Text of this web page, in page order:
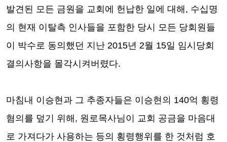
발견된 모든 금원을 교회에 헌납한 일에 대해 , 수십명
의 현재 이탈측 인사들을 포함한 당시 모든 당회원들
이 박수로 동의했던 지난 2015년 2월 15일 임시당회
결의사항을 몰각시켜버렸다.
마침내 이승현과 그 추종자들은 이승현의 140억 횡령
혐의를 덮기 위해 , 원로목사님이 교회 공금을 마음대
로 가져다가 사용하는 등의 횡령행위를 한 것처럼 호